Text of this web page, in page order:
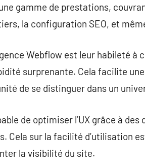
gamme de prestations,
la configuration SEO, et
Webflow est leur habileté à
surprenante. Cela facilite
de se distinguer dans un
de optimiser l’UX grâce à
Cela sur la facilité d’utilisation
la visibilité du site.